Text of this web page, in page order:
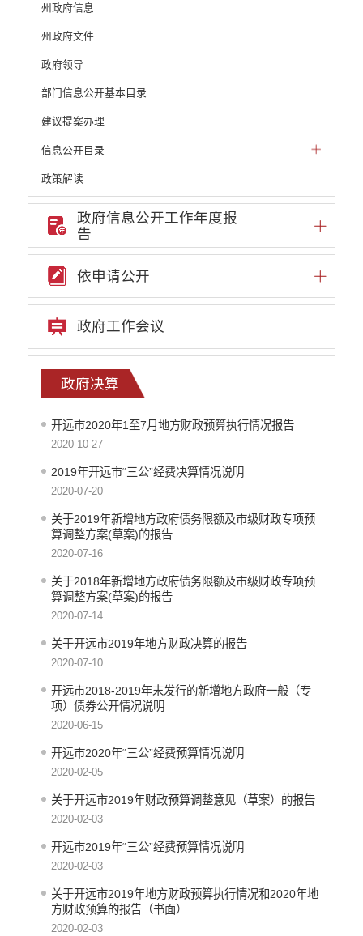
州政府信息
州政府文件
政府领导
部门信息公开基本目录
建议提案办理
信息公开目录
政策解读
机构职能和权责清单
自然资源政务公开
重点领域信息公开
政府预算
政府决算
部门单位专栏
公务员管理
减税降费
财政资金直达基层
稳岗就业
应急预案
产品质量
涉农补贴
疫情防控
养老服务
社会救助信息
规划计划
重大决策预公开
食品药品监管
义务教育
政府集中采购
政府信息公开工作年度报
告
依申请公开
政府工作会议
政府决算
开远市2020年1至7月地方财政预算执行情况报告
2020-10-27
2019年开远市“三公”经费决算情况说明
2020-07-20
关于2019年新增地方政府债务限额及市级财政专项预
算调整方案(草案)的报告
2020-07-16
关于2018年新增地方政府债务限额及市级财政专项预
算调整方案(草案)的报告
2020-07-14
关于开远市2019年地方财政决算的报告
2020-07-10
开远市2018-2019年末发行的新增地方政府一般（专
项）债券公开情况说明
2020-06-15
开远市2020年“三公”经费预算情况说明
2020-02-05
关于开远市2019年财政预算调整意见（草案）的报告
2020-02-03
开远市2019年“三公”经费预算情况说明
2020-02-03
关于开远市2019年地方财政预算执行情况和2020年地
方财政预算的报告（书面）
2020-02-03